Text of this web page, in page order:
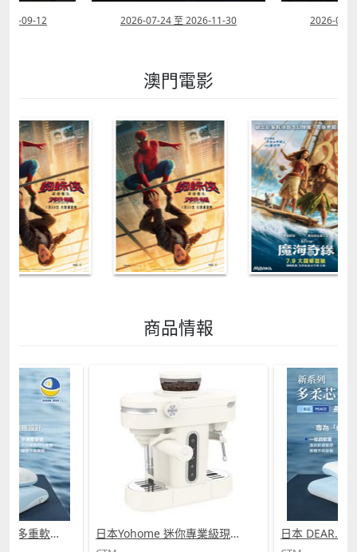
09-12 2026-07-24 至 2026-11-30 2026-07-
澳門電影
商品情報
日本 DEAR.MIN 雲感多重軟芯柔托緩壓Peace柔眠枕 (需訂貨) 日本Yohome 迷你專業級現磨鮮萃奶泡3合1半自動家庭意式咖啡機 (需訂貨)